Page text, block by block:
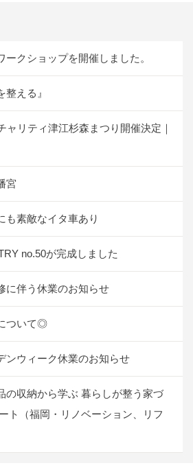
ークショップを開催しました。
整える』
ャリティ津江杉森まつり開催決定｜
宮
も素敵なイタ車あり
no.50が完成しました
に伴う休業のお知らせ
ついて◎
ンウィーク休業のお知らせ
の収納から学ぶ 暮らしが整う家づ
ト（福岡・リノベーション、リフ